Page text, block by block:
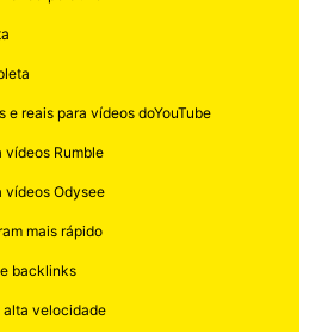
e reais para vídeos doYouTube
vídeos Rumble
vídeos Odysee
mais rápido
backlinks
alta velocidade